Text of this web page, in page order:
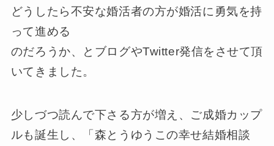
どうしたら不安な婚活者の方が婚活に勇気を持
って進める
のだろうか、とブログやTwitter発信をさせて頂
いてきました。
少しづつ読んで下さる方が増え、ご成婚カップ
ルも誕生し、「森とうゆうこの幸せ結婚相談